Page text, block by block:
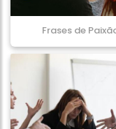
Frases de